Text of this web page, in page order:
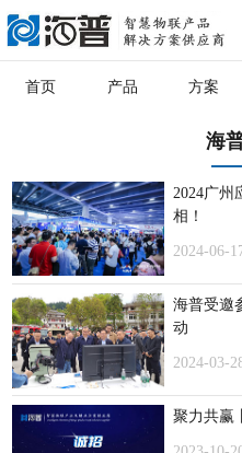
首页 产品 方案
海
2024广州
相！
2024-06-
海普受邀
动
2024-03-
聚力共赢